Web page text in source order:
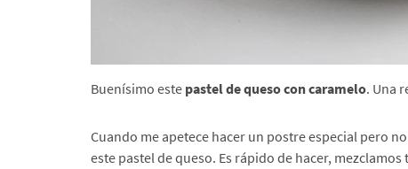
Buenísimo este pastel de queso con caramelo. Una
Cuando me apetece hacer un postre especial pero
este pastel de queso. Es rápido de hacer,